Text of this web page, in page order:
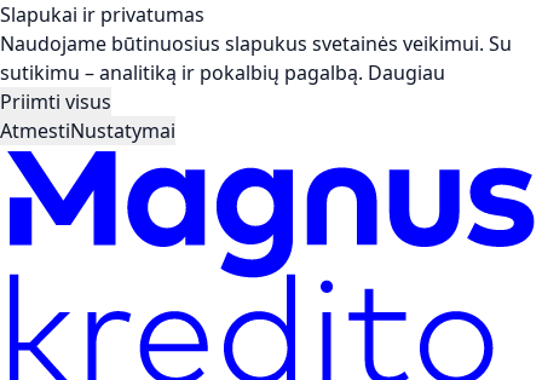
Slapukai ir privatumas
Naudojame būtinuosius slapukus svetainės veikimui. Su
sutikimu – analitiką ir pokalbių pagalbą. Daugiau
Priimti visus
AtmestiNustatymai